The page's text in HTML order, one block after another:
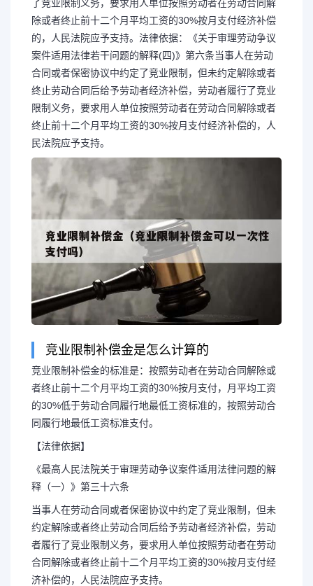
了竞业限制义务，要求用人单位按照劳动者在劳动合同解
除或者终止前十二个月平均工资的30%按月支付经济补偿
的，人民法院应予支持。法律依据：《关于审理劳动争议
案件适用法律若干问题的解释(四)》第六条当事人在劳动
合同或者保密协议中约定了竞业限制，但未约定解除或者
终止劳动合同后给予劳动者经济补偿，劳动者履行了竞业
限制义务，要求用人单位按照劳动者在劳动合同解除或者
终止前十二个月平均工资的30%按月支付经济补偿的，人
民法院应予支持。
竞业限制补偿金是怎么计算的
竞业限制补偿金的标准是：按照劳动者在劳动合同解除或
者终止前十二个月平均工资的30%按月支付，月平均工资
的30%低于劳动合同履行地最低工资标准的，按照劳动合
同履行地最低工资标准支付。
【法律依据】
《最高人民法院关于审理劳动争议案件适用法律问题的解
释（一）》第三十六条
当事人在劳动合同或者保密协议中约定了竞业限制，但未
约定解除或者终止劳动合同后给予劳动者经济补偿，劳动
者履行了竞业限制义务，要求用人单位按照劳动者在劳动
合同解除或者终止前十二个月平均工资的30%按月支付经
济补偿的，人民法院应予支持。
协议或技术保密协议中约定的竞业
事人事先约...
长按图片识别二维